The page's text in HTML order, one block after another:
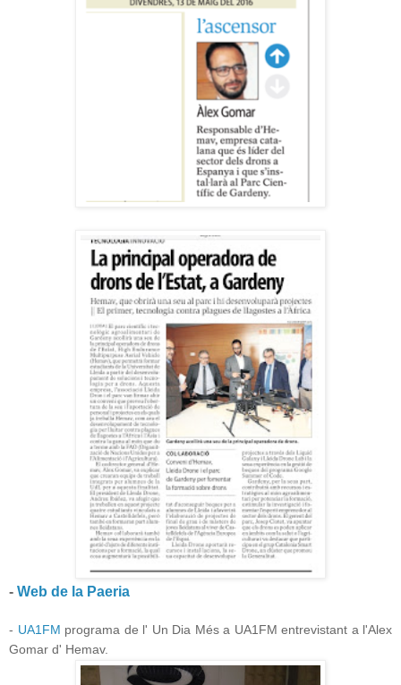
- Web de la Paeria
- UA1FM programa de l' Un Dia Més a UA1FM entrevistant a l'Alex
Gomar d' Hemav.